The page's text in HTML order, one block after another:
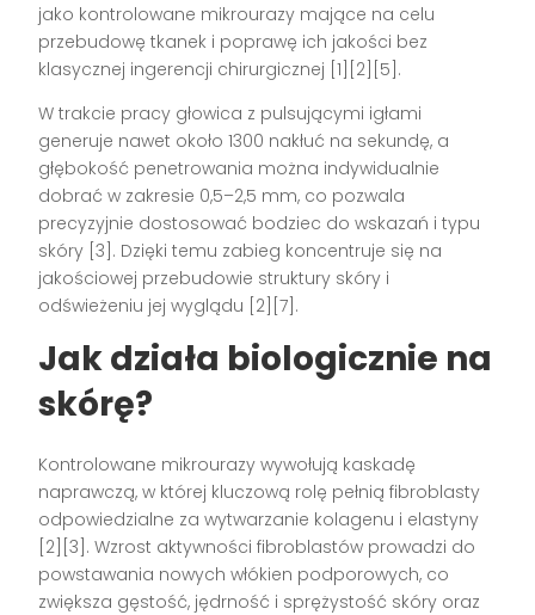
jako kontrolowane mikrourazy mające na celu
przebudowę tkanek i poprawę ich jakości bez
klasycznej ingerencji chirurgicznej [1][2][5].
W trakcie pracy głowica z pulsującymi igłami
generuje nawet około 1300 nakłuć na sekundę, a
głębokość penetrowania można indywidualnie
dobrać w zakresie 0,5–2,5 mm, co pozwala
precyzyjnie dostosować bodziec do wskazań i typu
skóry [3]. Dzięki temu zabieg koncentruje się na
jakościowej przebudowie struktury skóry i
odświeżeniu jej wyglądu [2][7].
Jak działa biologicznie na
skórę?
Kontrolowane mikrourazy wywołują kaskadę
naprawczą, w której kluczową rolę pełnią fibroblasty
odpowiedzialne za wytwarzanie kolagenu i elastyny
[2][3]. Wzrost aktywności fibroblastów prowadzi do
powstawania nowych włókien podporowych, co
zwiększa gęstość, jędrność i sprężystość skóry oraz